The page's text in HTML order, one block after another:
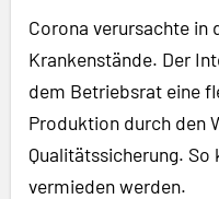
Corona verursachte in
Krankenstände. Der
dem Betriebsrat eine
Produktion durch den
Qualitätssicherung.
vermieden werden.